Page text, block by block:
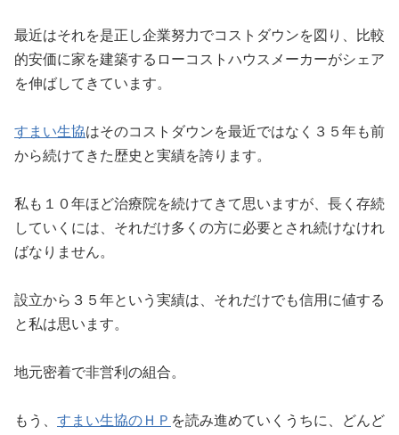
最近はそれを是正し企業努力でコストダウンを図り、比較
的安価に家を建築するローコストハウスメーカーがシェア
を伸ばしてきています。
すまい生協はそのコストダウンを最近ではなく３５年も前
から続けてきた歴史と実績を誇ります。
私も１０年ほど治療院を続けてきて思いますが、長く存続
していくには、それだけ多くの方に必要とされ続けなけれ
ばなりません。
設立から３５年という実績は、それだけでも信用に値する
と私は思います。
地元密着で非営利の組合。
もう、 すまい生協のＨＰ を読み進めていくうちに、どんど